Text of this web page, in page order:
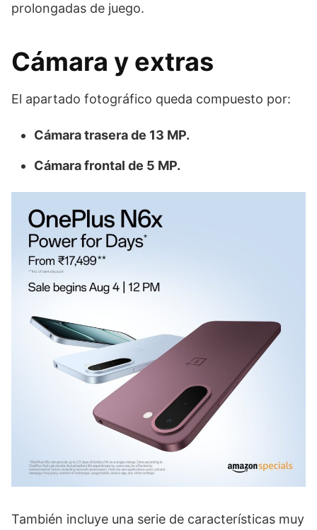
prolongadas de juego.
Cámara y extras
El apartado fotográfico queda compuesto por:
Cámara trasera de 13 MP.
Cámara frontal de 5 MP.
También incluye una serie de características muy